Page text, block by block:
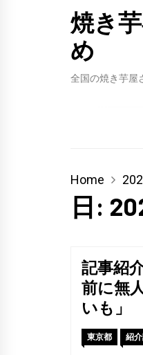
焼き
め
全国の焼き芋屋
Home
日:
記事紹
前に無
いも」
東京都 紹